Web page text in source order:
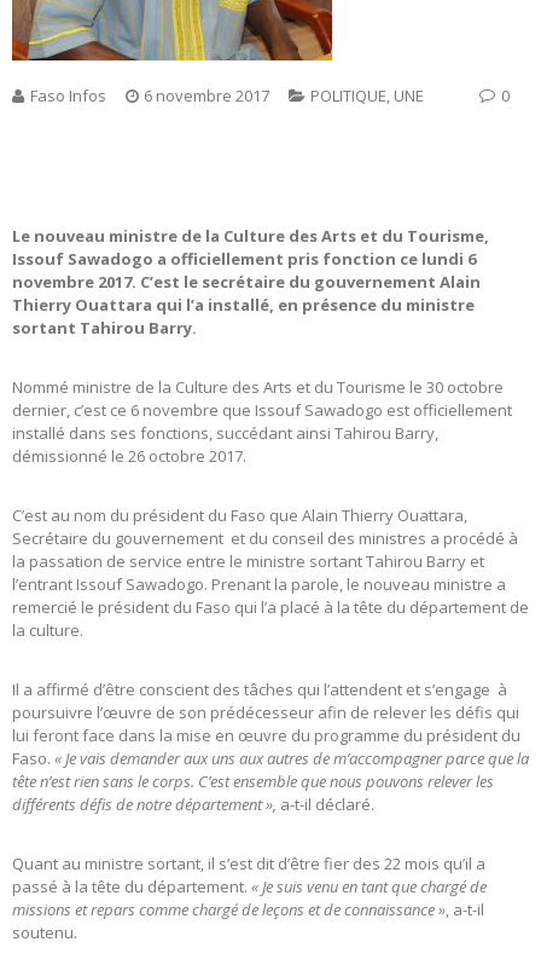
Faso Infos 6 novembre 2017 POLITIQUE, UNE 0
Le nouveau ministre de la Culture des Arts et du Tourisme,
Issouf Sawadogo a officiellement pris fonction ce lundi 6
novembre 2017. C’est le secrétaire du gouvernement Alain
Thierry Ouattara qui l’a installé, en présence du ministre
sortant Tahirou Barry.
Nommé ministre de la Culture des Arts et du Tourisme le 30 octobre
dernier, c’est ce 6 novembre que Issouf Sawadogo est officiellement
installé dans ses fonctions, succédant ainsi Tahirou Barry,
démissionné le 26 octobre 2017.
C’est au nom du président du Faso que Alain Thierry Ouattara,
Secrétaire du gouvernement et du conseil des ministres a procédé à
la passation de service entre le ministre sortant Tahirou Barry et
l’entrant Issouf Sawadogo. Prenant la parole, le nouveau ministre a
remercié le président du Faso qui l’a placé à la tête du département de
la culture.
Il a affirmé d’être conscient des tâches qui l’attendent et s’engage à
poursuivre l’œuvre de son prédécesseur afin de relever les défis qui
lui feront face dans la mise en œuvre du programme du président du
Faso. « Je vais demander aux uns aux autres de m’accompagner parce que la
tête n’est rien sans le corps. C’est ensemble que nous pouvons relever les
différents défis de notre département », a-t-il déclaré.
Quant au ministre sortant, il s’est dit d’être fier des 22 mois qu’il a
passé à la tête du département. « Je suis venu en tant que chargé de
missions et repars comme chargé de leçons et de connaissance », a-t-il
soutenu.